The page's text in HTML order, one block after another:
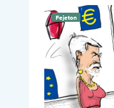
Fejeton